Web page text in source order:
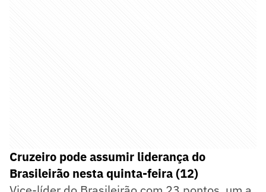
Cruzeiro pode assumir liderança do
Brasileirão nesta quinta-feira (12)